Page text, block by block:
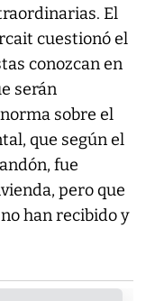
El
cuestionó el
conozcan en
serán
sobre el
que según el
fue
pero que
han recibido y